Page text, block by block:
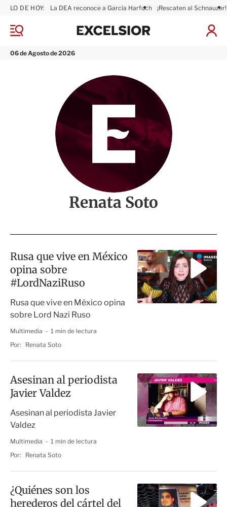
M
n
06 de Agosto de 2026
LO DE HOY: La DEA reconoce a García Harfuch ¡Rescaten al Schnauzer!
I
x
o
Renata Soto
Rusa que vive en México
opina sobre
#LordNaziRuso
Rusa que vive en México opina
sobre Lord Nazi Ruso
Multimedia
1 min de lectura
Por:
Renata Soto
Asesinan al periodista
Javier Valdez
Asesinan al periodista Javier
Valdez
Multimedia
1 min de lectura
Por:
Renata Soto
¿Quiénes son los
herederos del cártel del